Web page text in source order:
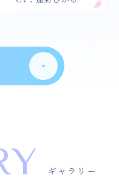
ギャラリー